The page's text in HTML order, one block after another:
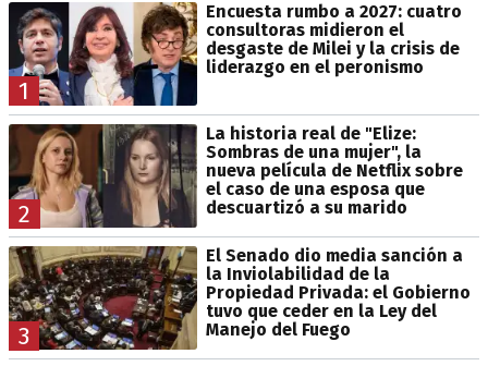
1
Encuesta rumbo a 2027: cuatro
consultoras midieron el
desgaste de Milei y la crisis de
liderazgo en el peronismo
2
La historia real de "Elize:
Sombras de una mujer", la
nueva película de Netflix sobre
el caso de una esposa que
descuartizó a su marido
3
El Senado dio media sanción a
la Inviolabilidad de la
Propiedad Privada: el Gobierno
tuvo que ceder en la Ley del
Manejo del Fuego